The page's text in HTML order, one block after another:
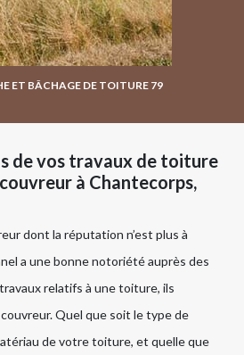
ET BÂCHAGE DE TOITURE 79
de vos travaux de toiture
à Chantecorps,
dont la réputation n’est plus à
a une bonne notoriété auprès des
relatifs à une toiture, ils
Quel que soit le type de
de votre toiture, et quelle que